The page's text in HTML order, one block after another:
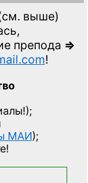
выше)
препода =>
!
МАИ);